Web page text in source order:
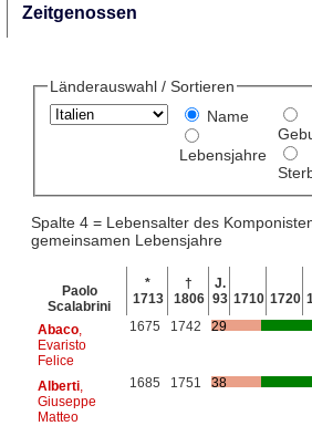
Zeitgenossen
Länderauswahl / Sortieren
Name
Lebensjahre
Spalte 4 = Lebensalter des
gemeinsamen Lebensjahre
Paolo
Scalabrini
*
1713
†
1806
J.
93 1710 1720
Abaco,
Evaristo
Felice
1675 1742 29
Alberti,
Giuseppe
Matteo
1685 1751 38